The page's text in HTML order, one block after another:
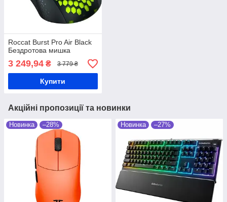
Roccat Burst Pro Air Black
Бездротова мишка
3 249,94 ₴ 3 779 ₴
Купити
Акційні пропозиції та новинки
Новинка –28% Новинка –27%